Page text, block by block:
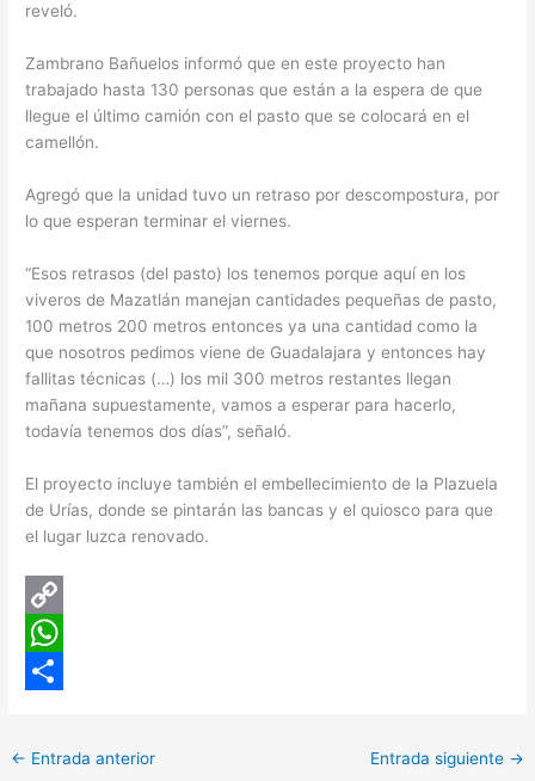
reveló.
Zambrano Bañuelos informó que en este proyecto han
trabajado hasta 130 personas que están a la espera de que
llegue el último camión con el pasto que se colocará en el
camellón.
Agregó que la unidad tuvo un retraso por descompostura, por
lo que esperan terminar el viernes.
“Esos retrasos (del pasto) los tenemos porque aquí en los
viveros de Mazatlán manejan cantidades pequeñas de pasto,
100 metros 200 metros entonces ya una cantidad como la
que nosotros pedimos viene de Guadalajara y entonces hay
fallitas técnicas (…) los mil 300 metros restantes llegan
mañana supuestamente, vamos a esperar para hacerlo,
todavía tenemos dos días”, señaló.
El proyecto incluye también el embellecimiento de la Plazuela
de Urías, donde se pintarán las bancas y el quiosco para que
el lugar luzca renovado.
C
oW
← Entrada anterior Entrada siguiente →